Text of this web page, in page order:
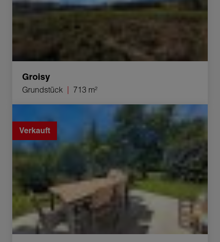
Groisy
Grundstück 713 m²
Verkauf Appartement Sillingy 3 Zimmer 65.36 m²
Verkauft